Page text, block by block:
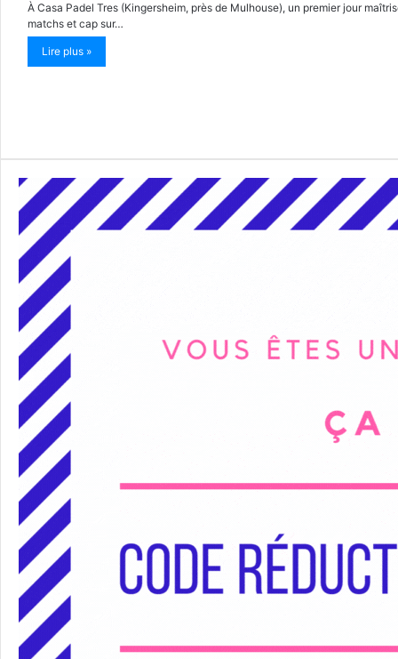
À Casa Padel Tres (Kingersheim, près de Mulhouse), un premier jour
matchs et cap sur…
Lire plus »